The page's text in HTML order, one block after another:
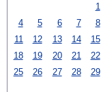
1
4
5 6 7 8
11
12 13 14 15
18
19 20 21 22
25
26 27 28 29